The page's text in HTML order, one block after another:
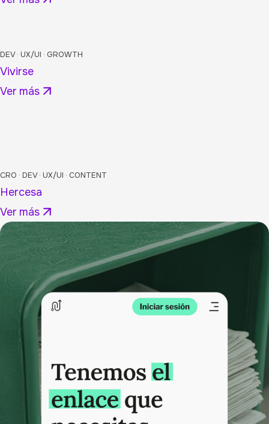
DEV · UX/UI · GROWTH
Vivirse
Ver más
CRO · DEV · UX/UI · CONTENT
Hercesa
Ver más